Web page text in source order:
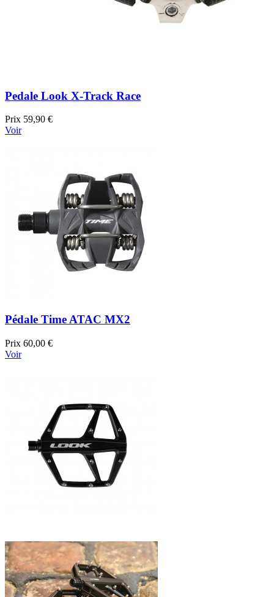
Pedale Look X-Track Race
Prix 59,90 €
Voir
Pédale Time ATAC MX2
Prix 60,00 €
Voir